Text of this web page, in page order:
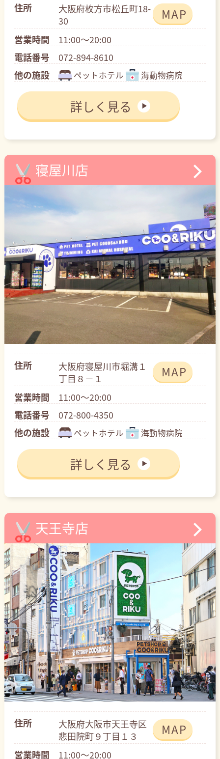
住所
大阪府枚方市松丘町18-
30
MAP
営業時間
11:00～20:00
電話番号
072-894-8610
他の施設
ペットホテル 海動物病院
詳しく見る
寝屋川店
住所
大阪府寝屋川市堀溝１
丁目８－１
MAP
営業時間
11:00～20:00
電話番号
072-800-4350
他の施設
ペットホテル 海動物病院
詳しく見る
天王寺店
住所
大阪府大阪市天王寺区
悲田院町９丁目１３
MAP
営業時間 11:00～20:00